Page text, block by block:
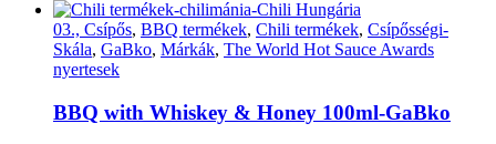
03., Csípős, BBQ termékek, Chili termékek, Csípősségi-
Skála, GaBko, Márkák, The World Hot Sauce Awards
nyertesek
BBQ with Whiskey & Honey 100ml-GaBko